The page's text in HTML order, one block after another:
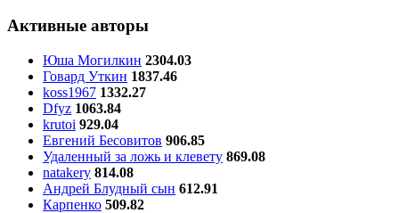
Активные авторы
Юша Могилкин 2304.03
Говард Уткин 1837.46
koss1967 1332.27
Dfyz 1063.84
krutoi 929.04
Евгений Бесовитов 906.85
Удаленный за ложь и клевету 869.08
natakery 814.08
Андрей Блудный сын 612.91
Карпенко 509.82